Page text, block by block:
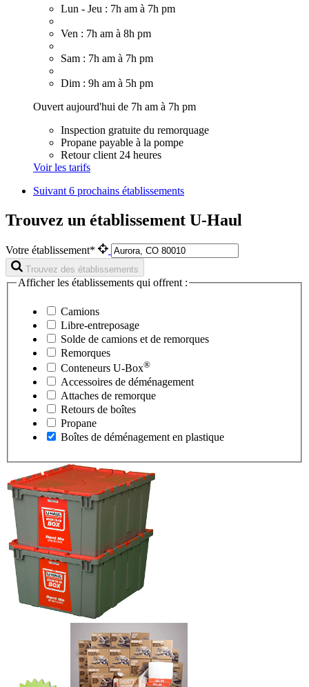
Lun - Jeu : 7h am à 7h pm
Ven : 7h am à 8h pm
Sam : 7h am à 7h pm
Dim : 9h am à 5h pm
Ouvert aujourd'hui de 7h am à 7h pm
Inspection gratuite du remorquage
Propane payable à la pompe
Retour client 24 heures
Voir les tarifs
Suivant6 prochains établissements
Trouvez un établissement U-Haul
Votre établissement*
Trouvez des établissements
Afficher les établissements qui offrent :
Camions
Libre-entreposage
Solde de camions et de remorques
Remorques
Conteneurs U-Box®
Accessoires de déménagement
Attaches de remorque
Retours de boîtes
Propane
Boîtes de déménagement en plastique